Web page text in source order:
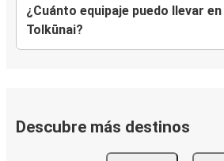
¿Cuánto equipaje puedo llevar
Tolkūnai?
Descubre más destinos